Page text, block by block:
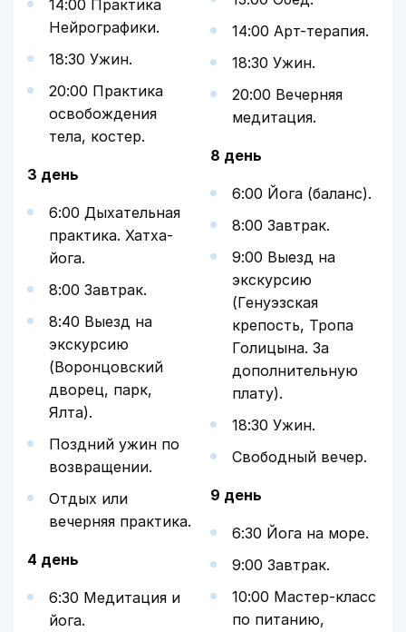
14:00 Практика
Нейрографики.
18:30 Ужин.
20:00 Практика
освобождения
тела, костер.
3 день
6:00 Дыхательная
практика. Хатха-
йога.
8:00 Завтрак.
8:40 Выезд на
экскурсию
(Воронцовский
дворец, парк,
Ялта).
Поздний ужин по
возвращении.
Отдых или
вечерняя практика.
4 день
6:30 Медитация и
йога.
14:00 Арт-терапия.
18:30 Ужин.
20:00 Вечерняя
медитация.
8 день
6:00 Йога (баланс).
8:00 Завтрак.
9:00 Выезд на
экскурсию
(Генуэзская
крепость, Тропа
Голицына. За
дополнительную
плату).
18:30 Ужин.
Свободный вечер.
9 день
6:30 Йога на море.
9:00 Завтрак.
10:00 Мастер-класс
по питанию,